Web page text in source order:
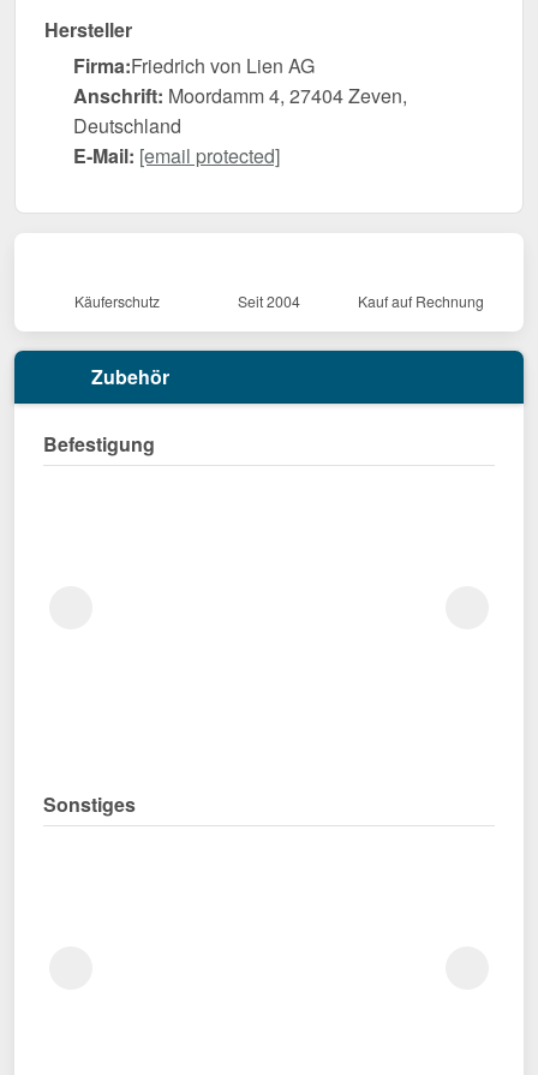
Hersteller
Firma:Friedrich von Lien AG
Anschrift: Moordamm 4, 27404 Zeven,
Deutschland
E-Mail: [email protected]
Käuferschutz Seit 2004 Kauf auf Rechnung
Zubehör
Befestigung
Sonstiges